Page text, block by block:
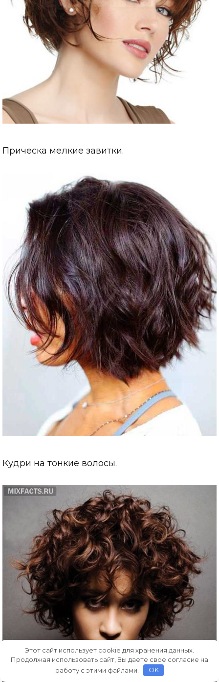
Прическа мелкие завитки.
Кудри на тонкие волосы.
Этот сайт использует cookie для хранения данных.
Продолжая использовать сайт, Вы даете свое согласие на
работу с этими файлами.
OK